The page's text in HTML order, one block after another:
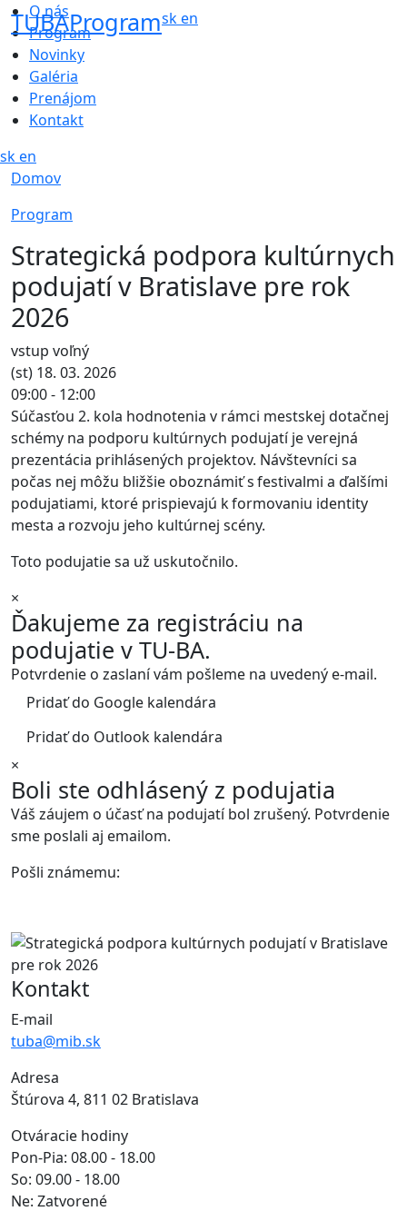
TUBAProgramsken
O nás
Program
Novinky
Galéria
Prenájom
Kontakt
sken
Domov
Program
Strategická podpora kultúrnych
podujatí v Bratislave pre rok
2026
vstup voľný
(st) 18. 03. 2026
09:00 - 12:00
Súčasťou 2. kola hodnotenia v rámci mestskej dotačnej
schémy na podporu kultúrnych podujatí je verejná
prezentácia prihlásených projektov. Návštevníci sa
počas nej môžu bližšie oboznámiť s festivalmi a ďalšími
podujatiami, ktoré prispievajú k formovaniu identity
mesta a rozvoju jeho kultúrnej scény.
Toto podujatie sa už uskutočnilo.
×
Ďakujeme za registráciu na
podujatie v TU‑BA.
Potvrdenie o zaslaní vám pošleme na uvedený e‑mail.
Pridať do Google kalendára
Pridať do Outlook kalendára
×
Boli ste odhlásený z podujatia
Váš záujem o účasť na podujatí bol zrušený. Potvrdenie
sme poslali aj emailom.
Pošli známemu:
Kontakt
E-mail
tuba@mib.sk
Adresa
Štúrova 4, 811 02 Bratislava
Otváracie hodiny
Pon-Pia: 08.00 - 18.00
So: 09.00 - 18.00
Ne: Zatvorené